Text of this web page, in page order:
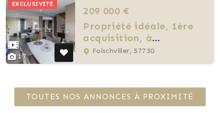
17
EXCLUSIVITÉ
209 000 €
Propriété idéale, 1ère
acquisition, à
Folschviller.
Folschviller, 57730
TOUTES NOS ANNONCES À PROXIMITÉ